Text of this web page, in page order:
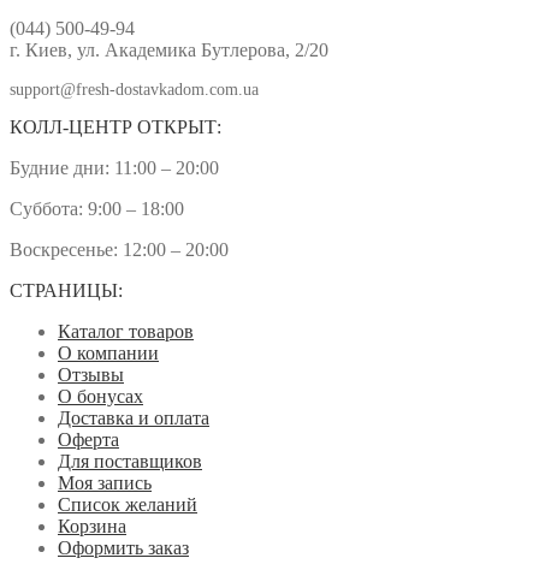
(044) 500-49-94
г. Киев, ул. Академика Бутлерова, 2/20
support@fresh-dostavkadom.com.ua
КОЛЛ-ЦЕНТР ОТКРЫТ:
Будние дни: 11:00 – 20:00
Суббота: 9:00 – 18:00
Воскресенье: 12:00 – 20:00
СТРАНИЦЫ:
Каталог товаров
О компании
Отзывы
О бонусах
Доставка и оплата
Оферта
Для поставщиков
Моя запись
Список желаний
Корзина
Оформить заказ